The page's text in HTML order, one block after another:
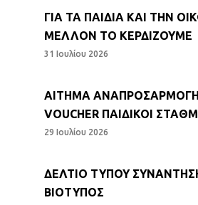
ΓΙΑ ΤΑ ΠΑΙΔΙΑ ΚΑΙ ΤΗΝ
ΜΕΛΛΟΝ ΤΟ ΚΕΡΔΙΖΟΥΜΕ
31 Ιουλίου 2026
ΑΙΤΗΜΑ
VOUCHER ΠΑΙΔΙΚΟΙ
29 Ιουλίου 2026
ΔΕΛΤΙΟ ΤΥΠΟΥ
ΒΙΟΤΥΠΟΣ